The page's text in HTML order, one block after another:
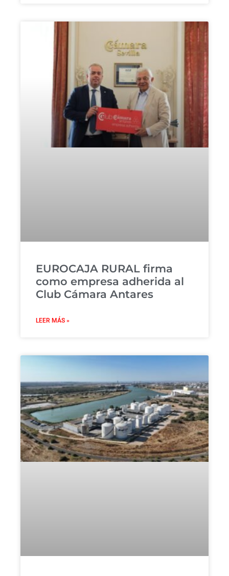
EUROCAJA RURAL firma
como empresa adherida al
Club Cámara Antares
LEER MÁS »